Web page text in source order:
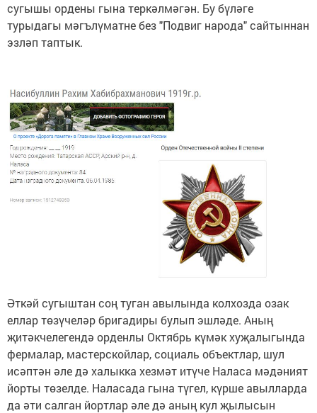
сугышы ордены гына теркәлмәгән. Бу бүләге
турыдагы мәгълүматне без "Подвиг народа" сайтыннан
эзләп таптык.
Әткәй сугыштан соң туган авылында колхозда озак
еллар төзүчеләр бригадиры булып эшләде. Аның
җитәкчелегендә орденлы Октябрь күмәк хуҗалыгында
фермалар, мастерскойлар, социаль объектлар, шул
исәптән әле дә халыкка хезмәт итүче Наласа мәдәният
йорты төзелде. Наласада гына түгел, күрше авылларда
да әти салган йортлар әле дә аның кул җылысын